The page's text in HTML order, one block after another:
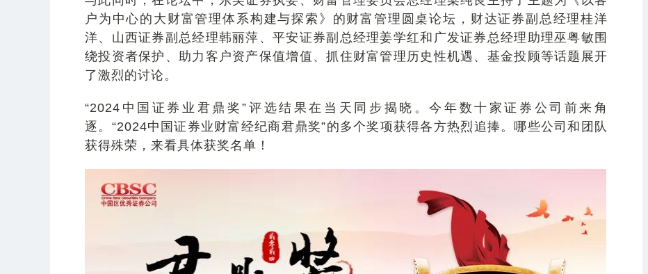
户为中心的大财富管理体系构建与探索》的财富管理圆桌论坛，财达证券副总经理桂洋
洋、山西证券副总经理韩丽萍、平安证券副总经理姜学红和广发证券总经理助理巫粤敏围
绕投资者保护、助力客户资产保值增值、抓住财富管理历史性机遇、基金投顾等话题展开
了激烈的讨论。
“2024中国证券业君鼎奖”评选结果在当天同步揭晓。今年数十家证券公司前来角
逐。“2024中国证券业财富经纪商君鼎奖”的多个奖项获得各方热烈追捧。哪些公司和团队
获得殊荣，来看具体获奖名单！